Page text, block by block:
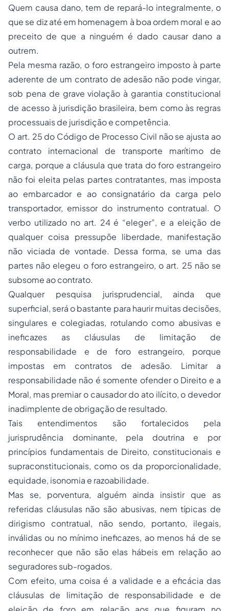
Quem causa dano, tem de repará-lo integralmente, o
que se diz até em homenagem à boa ordem moral e ao
preceito de que a ninguém é dado causar dano a
outrem.
Pela mesma razão, o foro estrangeiro imposto à parte
aderente de um contrato de adesão não pode vingar,
sob pena de grave violação à garantia constitucional
de acesso à jurisdição brasileira, bem como às regras
processuais de jurisdição e competência.
O art. 25 do Código de Processo Civil não se ajusta ao
contrato internacional de transporte marítimo de
carga, porque a cláusula que trata do foro estrangeiro
não foi eleita pelas partes contratantes, mas imposta
ao embarcador e ao consignatário da carga pelo
transportador, emissor do instrumento contratual. O
verbo utilizado no art. 24 é “eleger”, e a eleição de
qualquer coisa pressupõe liberdade, manifestação
não viciada de vontade. Dessa forma, se uma das
partes não elegeu o foro estrangeiro, o art. 25 não se
subsome ao contrato.
Qualquer pesquisa jurisprudencial, ainda que
superficial, será o bastante para haurir muitas decisões,
singulares e colegiadas, rotulando como abusivas e
ineficazes as cláusulas de limitação de
responsabilidade e de foro estrangeiro, porque
impostas em contratos de adesão. Limitar a
responsabilidade não é somente ofender o Direito e a
Moral, mas premiar o causador do ato ilícito, o devedor
inadimplente de obrigação de resultado.
Tais entendimentos são fortalecidos pela
jurisprudência dominante, pela doutrina e por
princípios fundamentais de Direito, constitucionais e
supraconstitucionais, como os da proporcionalidade,
equidade, isonomia e razoabilidade.
Mas se, porventura, alguém ainda insistir que as
referidas cláusulas não são abusivas, nem típicas de
dirigismo contratual, não sendo, portanto, ilegais,
inválidas ou no mínimo ineficazes, ao menos há de se
reconhecer que não são elas hábeis em relação ao
seguradores sub-rogados.
Com efeito, uma coisa é a validade e a eficácia das
cláusulas de limitação de responsabilidade e de